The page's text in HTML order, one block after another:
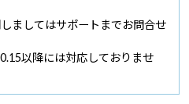
ましてはサポートまでお問合せ
以降には対応しておりませ